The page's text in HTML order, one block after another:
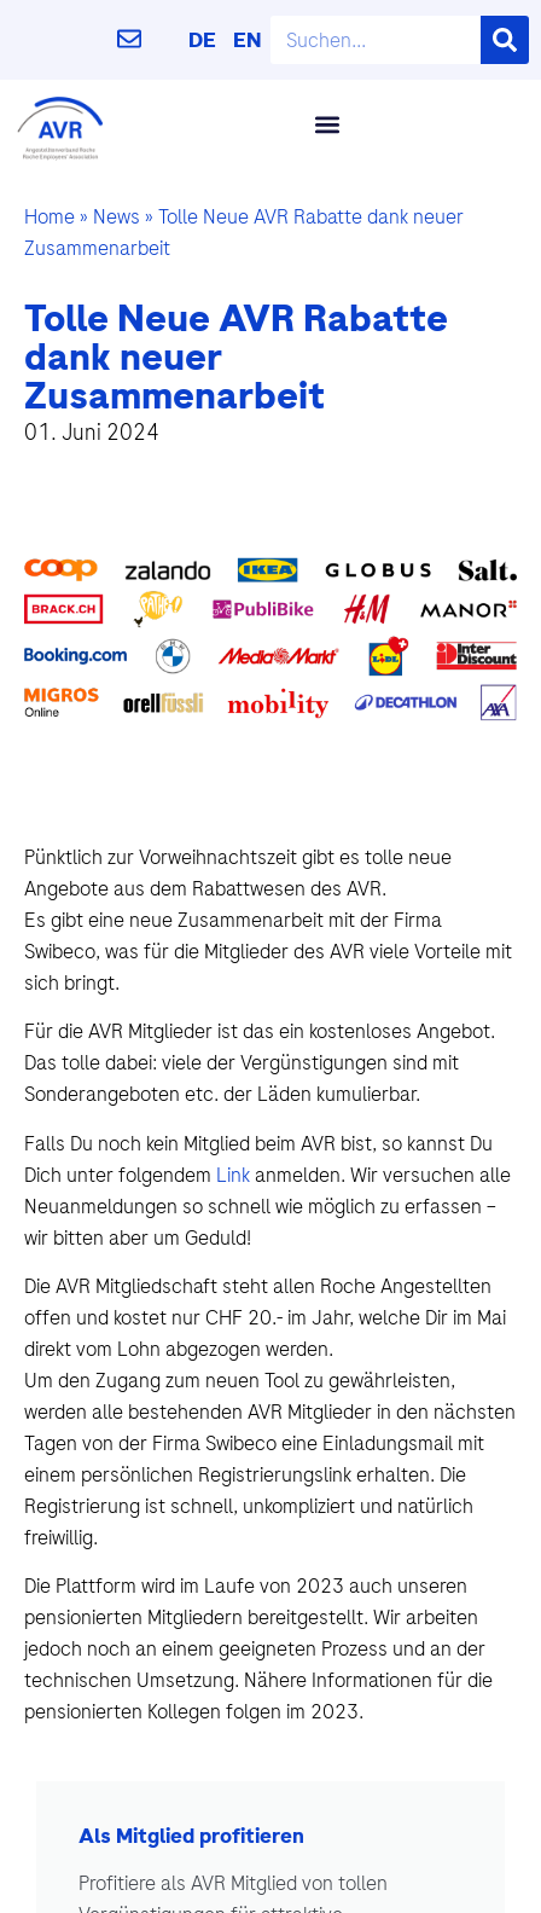
DE EN
Home» News » Tolle Neue AVR Rabatte dank neuer
Zusammenarbeit
Tolle Neue AVR Rabatte
dank neuer
Zusammenarbeit
01. Juni 2024
Pünktlich zur Vorweihnachtszeit gibt es tolle neue
Angebote aus dem Rabattwesen des AVR.
Es gibt eine neue Zusammenarbeit mit der Firma
Swibeco, was für die Mitglieder des AVR viele Vorteile mit
sich bringt.
Für die AVR Mitglieder ist das ein kostenloses Angebot.
Das tolle dabei: viele der Vergünstigungen sind mit
Sonderangeboten etc. der Läden kumulierbar.
Falls Du noch kein Mitglied beim AVR bist, so kannst Du
Dich unter folgendem Linkanmelden. Wir versuchen alle
Neuanmeldungen so schnell wie möglich zu erfassen –
wir bitten aber um Geduld!
Die AVR Mitgliedschaft steht allen Roche Angestellten
offen und kostet nur CHF 20.- im Jahr, welche Dir im Mai
direkt vom Lohn abgezogen werden.
Um den Zugang zum neuen Tool zu gewährleisten,
werden alle bestehenden AVR Mitglieder in den nächsten
Tagen von der Firma Swibeco eine Einladungsmail mit
einem persönlichen Registrierungslink erhalten. Die
Registrierung ist schnell, unkompliziert und natürlich
freiwillig.
Die Plattform wird im Laufe von 2023 auch unseren
pensionierten Mitgliedern bereitgestellt. Wir arbeiten
jedoch noch an einem geeigneten Prozess und an der
technischen Umsetzung. Nähere Informationen für die
pensionierten Kollegen folgen im 2023.
Als Mitglied profitieren
Profitiere als AVR Mitglied von tollen